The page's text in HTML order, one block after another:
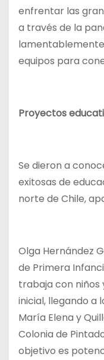
enfrentar las
a través de la
equipos para
Proyectos
Se dieron a
exitosas de
norte de Chile,
Olga Hernández
de Primera
trabaja con niños
inicial, llegando a
María Elena y
Colonia de
objetivo es